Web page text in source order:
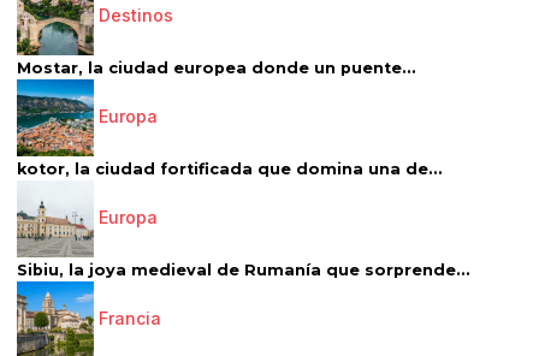
Destinos
Mostar, la ciudad europea donde un puente...
Europa
kotor, la ciudad fortificada que domina una de...
Europa
Sibiu, la joya medieval de Rumanía que sorprende...
Francia